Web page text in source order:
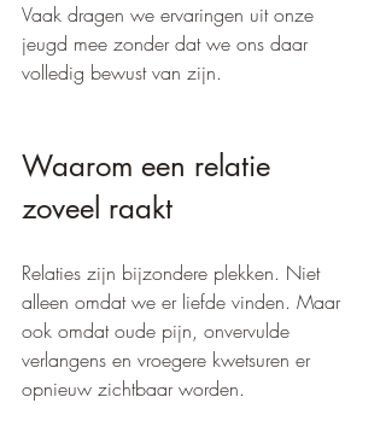
Vaak dragen we ervaringen uit onze
jeugd mee zonder dat we ons daar
volledig bewust van zijn.
Waarom een relatie
zoveel raakt
Relaties zijn bijzondere plekken. Niet
alleen omdat we er liefde vinden. Maar
ook omdat oude pijn, onvervulde
verlangens en vroegere kwetsuren er
opnieuw zichtbaar worden.